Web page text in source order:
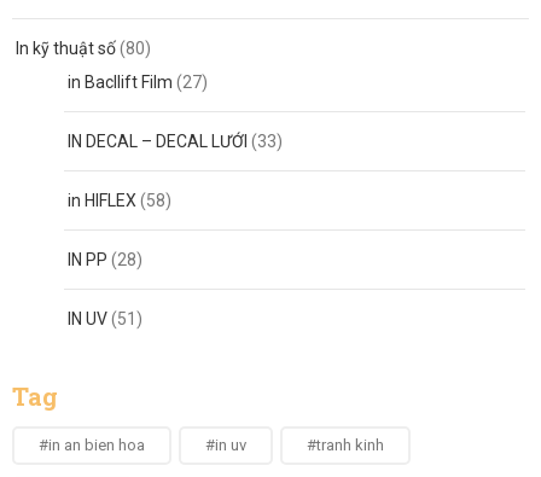
In kỹ thuật số(80)
in Bacllift Film (27)
IN DECAL – DECAL LƯỚI (33)
in HIFLEX (58)
IN PP (28)
IN UV(51)
Tag
#in an bien hoa #in uv #tranh kinh